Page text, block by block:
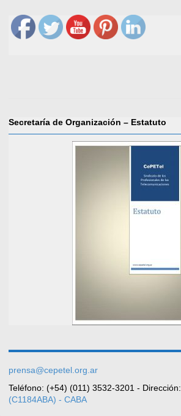
Secretaría de Organización – Estatuto
prensa@cepetel.org.ar
Teléfono: (+54) (011) 3532-3201 - Dirección:
(C1184ABA) - CABA